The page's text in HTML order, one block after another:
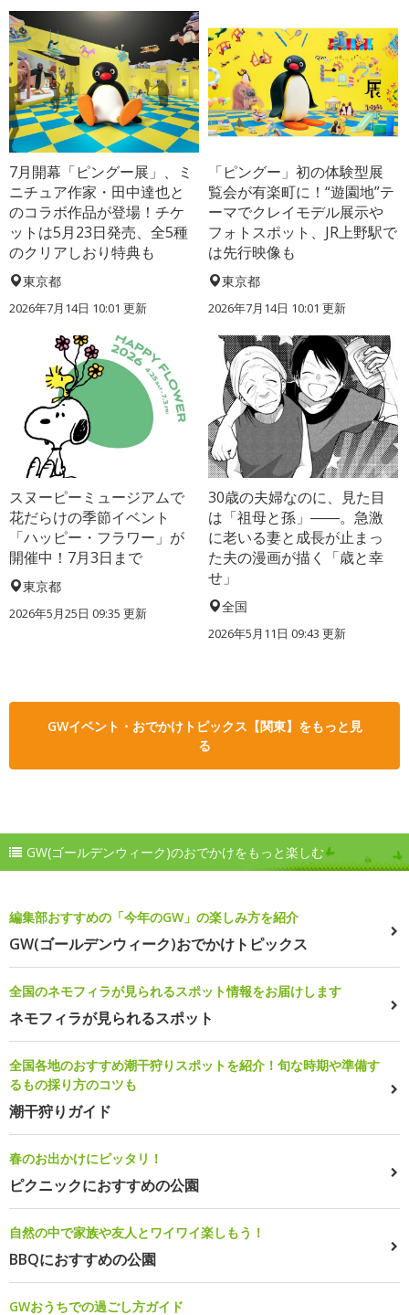
7月開幕「ピングー展」、ミ
ニチュア作家・田中達也と
のコラボ作品が登場！チケ
ットは5月23日発売、全5種
のクリアしおり特典も
東京都
2026年7月14日 10:01 更新
「ピングー」初の体験型展
覧会が有楽町に！“遊園地”テ
ーマでクレイモデル展示や
フォトスポット、JR上野駅で
は先行映像も
東京都
2026年7月14日 10:01 更新
スヌーピーミュージアムで
花だらけの季節イベント
「ハッピー・フラワー」が
開催中！7月3日まで
東京都
2026年5月25日 09:35 更新
30歳の夫婦なのに、見た目
は「祖母と孫」――。急激
に老いる妻と成長が止まっ
た夫の漫画が描く「歳と幸
せ」
全国
2026年5月11日 09:43 更新
GWイベント・おでかけトピックス【関東】をもっと見
る
GW(ゴールデンウィーク)のおでかけをもっと楽しむ
編集部おすすめの「今年のGW」の楽しみ方を紹介
GW(ゴールデンウィーク)おでかけトピックス
全国のネモフィラが見られるスポット情報をお届けします
ネモフィラが見られるスポット
全国各地のおすすめ潮干狩りスポットを紹介！旬な時期や準備す
るもの採り方のコツも
潮干狩りガイド
春のお出かけにピッタリ！
ピクニックにおすすめの公園
自然の中で家族や友人とワイワイ楽しもう！
BBQにおすすめの公園
GWおうちでの過ごし方ガイド